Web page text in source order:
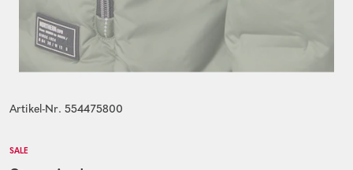
Artikel-Nr. 554475800
SALE